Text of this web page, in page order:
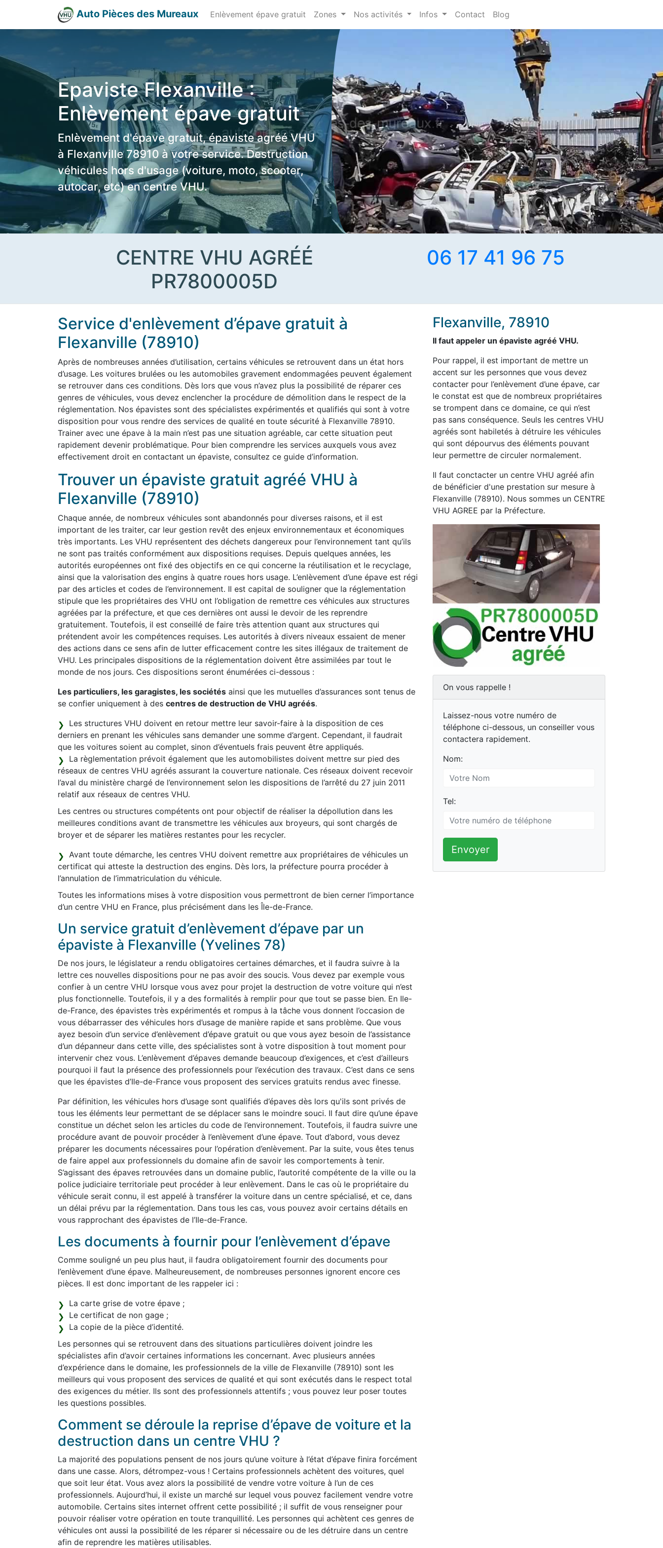
Auto Pièces des Mureaux Enlèvement épave gratuit Zones Nos activités Infos Contact Blog
Epaviste Flexanville :
Enlèvement épave gratuit
Enlèvement d'épave gratuit, épaviste agréé VHU
à Flexanville 78910 à votre service. Destruction
véhicules hors d'usage (voiture, moto, scooter,
autocar, etc) en centre VHU.
CENTRE VHU AGRÉÉ
PR7800005D
06 17 41 96 75
Service d'enlèvement d’épave gratuit à
Flexanville (78910)
Après de nombreuses années d’utilisation, certains véhicules se retrouvent dans un état hors
d’usage. Les voitures brulées ou les automobiles gravement endommagées peuvent également
se retrouver dans ces conditions. Dès lors que vous n’avez plus la possibilité de réparer ces
genres de véhicules, vous devez enclencher la procédure de démolition dans le respect de la
réglementation. Nos épavistes sont des spécialistes expérimentés et qualifiés qui sont à votre
disposition pour vous rendre des services de qualité en toute sécurité à Flexanville 78910.
Trainer avec une épave à la main n’est pas une situation agréable, car cette situation peut
rapidement devenir problématique. Pour bien comprendre les services auxquels vous avez
effectivement droit en contactant un épaviste, consultez ce guide d’information.
Trouver un épaviste gratuit agréé VHU à
Flexanville (78910)
Chaque année, de nombreux véhicules sont abandonnés pour diverses raisons, et il est
important de les traiter, car leur gestion revêt des enjeux environnementaux et économiques
très importants. Les VHU représentent des déchets dangereux pour l’environnement tant qu’ils
ne sont pas traités conformément aux dispositions requises. Depuis quelques années, les
autorités européennes ont fixé des objectifs en ce qui concerne la réutilisation et le recyclage,
ainsi que la valorisation des engins à quatre roues hors usage. L’enlèvement d’une épave est régi
par des articles et codes de l’environnement. Il est capital de souligner que la réglementation
stipule que les propriétaires des VHU ont l’obligation de remettre ces véhicules aux structures
agréées par la préfecture, et que ces dernières ont aussi le devoir de les reprendre
gratuitement. Toutefois, il est conseillé de faire très attention quant aux structures qui
prétendent avoir les compétences requises. Les autorités à divers niveaux essaient de mener
des actions dans ce sens afin de lutter efficacement contre les sites illégaux de traitement de
VHU. Les principales dispositions de la réglementation doivent être assimilées par tout le
monde de nos jours. Ces dispositions seront énumérées ci-dessous :
Les particuliers, les garagistes, les sociétés ainsi que les mutuelles d’assurances sont tenus de
se confier uniquement à des centres de destruction de VHU agréés.
Les structures VHU doivent en retour mettre leur savoir-faire à la disposition de ces
derniers en prenant les véhicules sans demander une somme d’argent. Cependant, il faudrait
que les voitures soient au complet, sinon d’éventuels frais peuvent être appliqués.
La règlementation prévoit également que les automobilistes doivent mettre sur pied des
réseaux de centres VHU agréés assurant la couverture nationale. Ces réseaux doivent recevoir
l’aval du ministère chargé de l’environnement selon les dispositions de l’arrêté du 27 juin 2011
relatif aux réseaux de centres VHU.
Les centres ou structures compétents ont pour objectif de réaliser la dépollution dans les
meilleures conditions avant de transmettre les véhicules aux broyeurs, qui sont chargés de
broyer et de séparer les matières restantes pour les recycler.
Avant toute démarche, les centres VHU doivent remettre aux propriétaires de véhicules un
certificat qui atteste la destruction des engins. Dès lors, la préfecture pourra procéder à
l’annulation de l’immatriculation du véhicule.
Toutes les informations mises à votre disposition vous permettront de bien cerner l’importance
d’un centre VHU en France, plus précisément dans les Île-de-France.
Un service gratuit d’enlèvement d’épave par un
épaviste à Flexanville (Yvelines 78)
De nos jours, le législateur a rendu obligatoires certaines démarches, et il faudra suivre à la
lettre ces nouvelles dispositions pour ne pas avoir des soucis. Vous devez par exemple vous
confier à un centre VHU lorsque vous avez pour projet la destruction de votre voiture qui n’est
plus fonctionnelle. Toutefois, il y a des formalités à remplir pour que tout se passe bien. En Ile-
de-France, des épavistes très expérimentés et rompus à la tâche vous donnent l’occasion de
vous débarrasser des véhicules hors d’usage de manière rapide et sans problème. Que vous
ayez besoin d’un service d’enlèvement d’épave gratuit ou que vous ayez besoin de l’assistance
d’un dépanneur dans cette ville, des spécialistes sont à votre disposition à tout moment pour
intervenir chez vous. L’enlèvement d’épaves demande beaucoup d’exigences, et c’est d’ailleurs
pourquoi il faut la présence des professionnels pour l’exécution des travaux. C’est dans ce sens
que les épavistes d’Ile-de-France vous proposent des services gratuits rendus avec finesse.
Par définition, les véhicules hors d’usage sont qualifiés d’épaves dès lors qu'ils sont privés de
tous les éléments leur permettant de se déplacer sans le moindre souci. Il faut dire qu’une épave
constitue un déchet selon les articles du code de l’environnement. Toutefois, il faudra suivre une
procédure avant de pouvoir procéder à l’enlèvement d’une épave. Tout d’abord, vous devez
préparer les documents nécessaires pour l’opération d’enlèvement. Par la suite, vous êtes tenus
de faire appel aux professionnels du domaine afin de savoir les comportements à tenir.
S’agissant des épaves retrouvées dans un domaine public, l’autorité compétente de la ville ou la
police judiciaire territoriale peut procéder à leur enlèvement. Dans le cas où le propriétaire du
véhicule serait connu, il est appelé à transférer la voiture dans un centre spécialisé, et ce, dans
un délai prévu par la réglementation. Dans tous les cas, vous pouvez avoir certains détails en
vous rapprochant des épavistes de l’Ile-de-France.
Les documents à fournir pour l’enlèvement d’épave
Comme souligné un peu plus haut, il faudra obligatoirement fournir des documents pour
l’enlèvement d’une épave. Malheureusement, de nombreuses personnes ignorent encore ces
pièces. Il est donc important de les rappeler ici :
La carte grise de votre épave ;
Le certificat de non gage ;
La copie de la pièce d’identité.
Les personnes qui se retrouvent dans des situations particulières doivent joindre les
spécialistes afin d’avoir certaines informations les concernant. Avec plusieurs années
d’expérience dans le domaine, les professionnels de la ville de Flexanville (78910) sont les
meilleurs qui vous proposent des services de qualité et qui sont exécutés dans le respect total
des exigences du métier. Ils sont des professionnels attentifs ; vous pouvez leur poser toutes
les questions possibles.
Comment se déroule la reprise d’épave de voiture et la
destruction dans un centre VHU ?
La majorité des populations pensent de nos jours qu’une voiture à l’état d’épave finira forcément
dans une casse. Alors, détrompez-vous ! Certains professionnels achètent des voitures, quel
que soit leur état. Vous avez alors la possibilité de vendre votre voiture à l’un de ces
professionnels. Aujourd’hui, il existe un marché sur lequel vous pouvez facilement vendre votre
automobile. Certains sites internet offrent cette possibilité ; il suffit de vous renseigner pour
pouvoir réaliser votre opération en toute tranquillité. Les personnes qui achètent ces genres de
véhicules ont aussi la possibilité de les réparer si nécessaire ou de les détruire dans un centre
afin de reprendre les matières utilisables.
Flexanville, 78910
Il faut appeler un épaviste agréé VHU.
Pour rappel, il est important de mettre un
accent sur les personnes que vous devez
contacter pour l’enlèvement d’une épave, car
le constat est que de nombreux propriétaires
se trompent dans ce domaine, ce qui n’est
pas sans conséquence. Seuls les centres VHU
agréés sont habiletés à détruire les véhicules
qui sont dépourvus des éléments pouvant
leur permettre de circuler normalement.
Il faut conctacter un centre VHU agréé afin
de bénéficier d'une prestation sur mesure à
Flexanville (78910). Nous sommes un CENTRE
VHU AGREE par la Préfecture.
On vous rappelle !
Laissez-nous votre numéro de
téléphone ci-dessous, un conseiller vous
contactera rapidement.
Nom:
Tel:
Envoyer